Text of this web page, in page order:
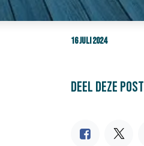
16 juli 2024
DEEL DEZE POST